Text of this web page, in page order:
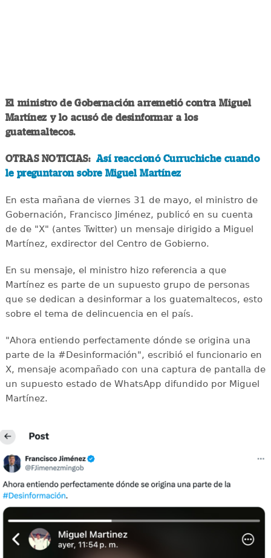
El ministro de Gobernación arremetió contra Miguel
Martínez y lo acusó de desinformar a los
guatemaltecos.
OTRAS NOTICIAS: Así reaccionó Curruchiche cuando
le preguntaron sobre Miguel Martínez
En esta mañana de viernes 31 de mayo, el ministro de
Gobernación, Francisco Jiménez, publicó en su cuenta
de de "X" (antes Twitter) un mensaje dirigido a Miguel
Martínez, exdirector del Centro de Gobierno.
En su mensaje, el ministro hizo referencia a que
Martínez es parte de un supuesto grupo de personas
que se dedican a desinformar a los guatemaltecos, esto
sobre el tema de delincuencia en el país.
"Ahora entiendo perfectamente dónde se origina una
parte de la #Desinformación", escribió el funcionario en
X, mensaje acompañado con una captura de pantalla de
un supuesto estado de WhatsApp difundido por Miguel
Martínez.